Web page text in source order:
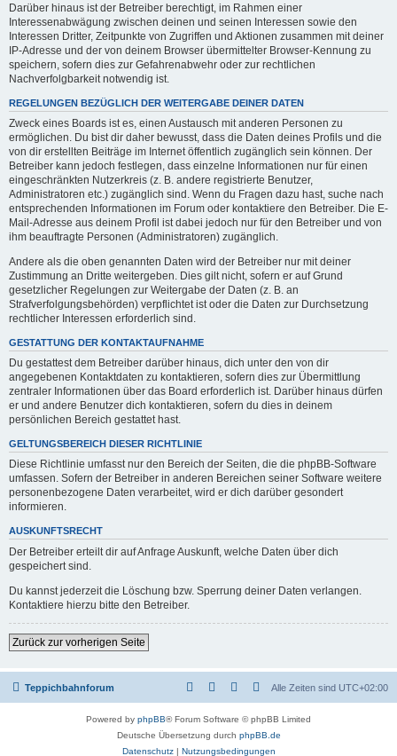
Darüber hinaus ist der Betreiber berechtigt, im Rahmen einer
Interessenabwägung zwischen deinen und seinen Interessen sowie den
Interessen Dritter, Zeitpunkte von Zugriffen und Aktionen zusammen mit deiner
IP-Adresse und der von deinem Browser übermittelter Browser-Kennung zu
speichern, sofern dies zur Gefahrenabwehr oder zur rechtlichen
Nachverfolgbarkeit notwendig ist.
REGELUNGEN BEZÜGLICH DER WEITERGABE DEINER DATEN
Zweck eines Boards ist es, einen Austausch mit anderen Personen zu
ermöglichen. Du bist dir daher bewusst, dass die Daten deines Profils und die
von dir erstellten Beiträge im Internet öffentlich zugänglich sein können. Der
Betreiber kann jedoch festlegen, dass einzelne Informationen nur für einen
eingeschränkten Nutzerkreis (z. B. andere registrierte Benutzer,
Administratoren etc.) zugänglich sind. Wenn du Fragen dazu hast, suche nach
entsprechenden Informationen im Forum oder kontaktiere den Betreiber. Die E-
Mail-Adresse aus deinem Profil ist dabei jedoch nur für den Betreiber und von
ihm beauftragte Personen (Administratoren) zugänglich.
Andere als die oben genannten Daten wird der Betreiber nur mit deiner
Zustimmung an Dritte weitergeben. Dies gilt nicht, sofern er auf Grund
gesetzlicher Regelungen zur Weitergabe der Daten (z. B. an
Strafverfolgungsbehörden) verpflichtet ist oder die Daten zur Durchsetzung
rechtlicher Interessen erforderlich sind.
GESTATTUNG DER KONTAKTAUFNAHME
Du gestattest dem Betreiber darüber hinaus, dich unter den von dir
angegebenen Kontaktdaten zu kontaktieren, sofern dies zur Übermittlung
zentraler Informationen über das Board erforderlich ist. Darüber hinaus dürfen
er und andere Benutzer dich kontaktieren, sofern du dies in deinem
persönlichen Bereich gestattet hast.
GELTUNGSBEREICH DIESER RICHTLINIE
Diese Richtlinie umfasst nur den Bereich der Seiten, die die phpBB-Software
umfassen. Sofern der Betreiber in anderen Bereichen seiner Software weitere
personenbezogene Daten verarbeitet, wird er dich darüber gesondert
informieren.
AUSKUNFTSRECHT
Der Betreiber erteilt dir auf Anfrage Auskunft, welche Daten über dich
gespeichert sind.
Du kannst jederzeit die Löschung bzw. Sperrung deiner Daten verlangen.
Kontaktiere hierzu bitte den Betreiber.
Zurück zur vorherigen Seite
Teppichbahnforum Alle Zeiten sind UTC+02:00
Powered by phpBB® Forum Software © phpBB Limited
Deutsche Übersetzung durch phpBB.de
Datenschutz| Nutzungsbedingungen